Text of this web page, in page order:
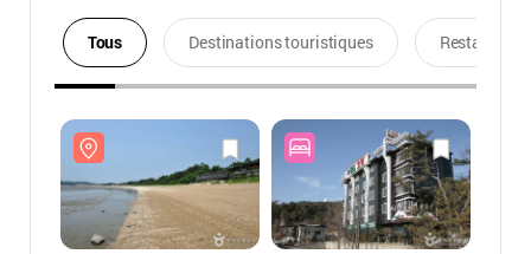
Tous Destinations touristiques Restaurants